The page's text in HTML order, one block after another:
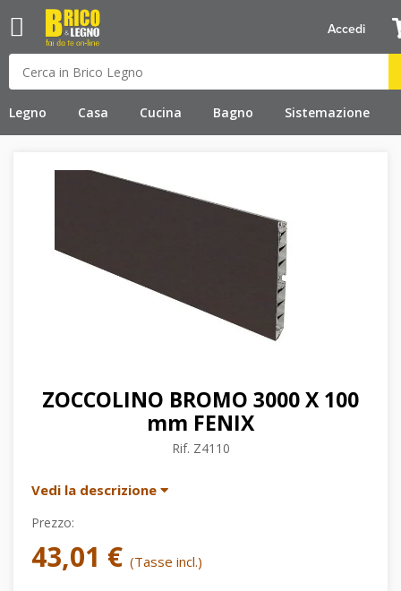
Legno Casa Cucina Bagno Sistemazione
Accedi
ZOCCOLINO BROMO 3000 X 100
mm FENIX
Rif. Z4110
Vedi la descrizione
Prezzo:
43,01 € (Tasse incl.)